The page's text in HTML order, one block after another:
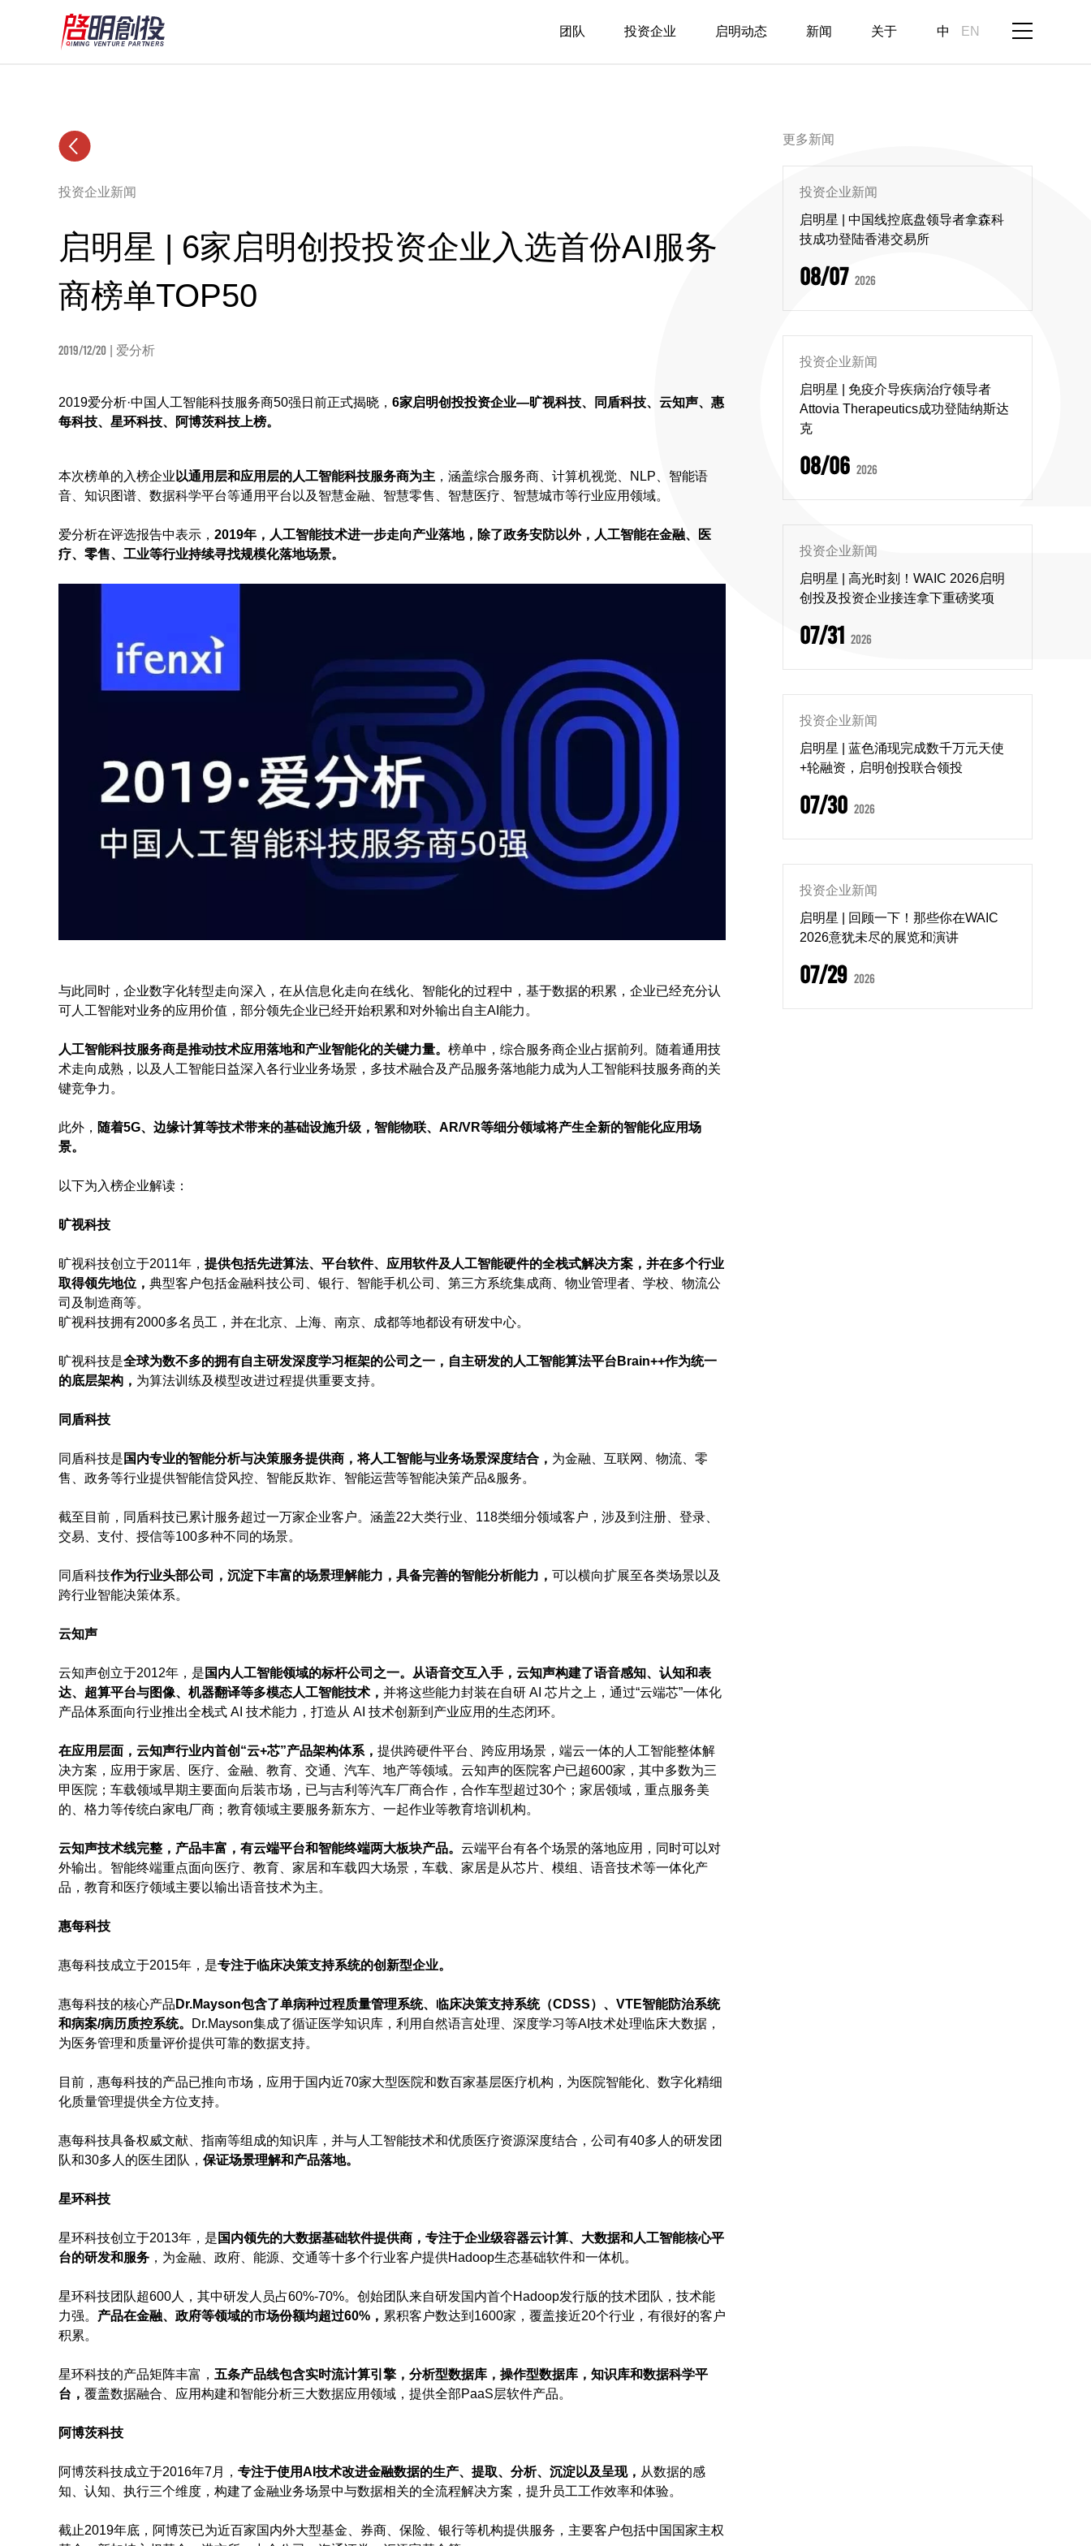
中 EN
团队 投资企业 启明动态 新闻 关于
投资企业新闻
启明星 | 6家启明创投投资企业入选首份AI服务
商榜单TOP50
2019/12/20 | 爱分析
2019爱分析·中国人工智能科技服务商50强日前正式揭晓， 6家启明创投投资企业—旷视科技、同盾科技、云知声、惠
每科技、星环科技、阿博茨科技上榜。
本次榜单的入榜企业 以通用层和应用层的人工智能科技服务商为主 ，涵盖综合服务商、计算机视觉、NLP、智能语
音、知识图谱、数据科学平台等通用平台以及智慧金融、智慧零售、智慧医疗、智慧城市等行业应用领域。
爱分析在评选报告中表示， 2019年，人工智能技术进一步走向产业落地，除了政务安防以外，人工智能在金融、医
疗、零售、工业等行业持续寻找规模化落地场景。
与此同时，企业数字化转型走向深入，在从信息化走向在线化、智能化的过程中，基于数据的积累，企业已经充分认
可人工智能对业务的应用价值，部分领先企业已经开始积累和对外输出自主AI能力。
人工智能科技服务商是推动技术应用落地和产业智能化的关键力量。 榜单中，综合服务商企业占据前列。随着通用技
术走向成熟，以及人工智能日益深入各行业业务场景，多技术融合及产品服务落地能力成为人工智能科技服务商的关
键竞争力。
此外， 随着5G、边缘计算等技术带来的基础设施升级，智能物联、AR/VR等细分领域将产生全新的智能化应用场
景。
以下为入榜企业解读：
旷视科技
旷视科技创立于2011年， 提供包括先进算法、平台软件、应用软件及人工智能硬件的全栈式解决方案，并在多个行业
取得领先地位， 典型客户包括金融科技公司、银行、智能手机公司、第三方系统集成商、物业管理者、学校、物流公
司及制造商等。
旷视科技拥有2000多名员工，并在北京、上海、南京、成都等地都设有研发中心。
旷视科技是全球为数不多的拥有自主研发深度学习框架的公司之一，自主研发的人工智能算法平台Brain++作为统一
的底层架构， 为算法训练及模型改进过程提供重要支持。
同盾科技
同盾科技是 国内专业的智能分析与决策服务提供商，将人工智能与业务场景深度结合， 为金融、互联网、物流、零
售、政务等行业提供智能信贷风控、智能反欺诈、智能运营等智能决策产品&服务。
截至目前，同盾科技已累计服务超过一万家企业客户。涵盖22大类行业、118类细分领域客户，涉及到注册、登录、
交易、支付、授信等100多种不同的场景。
同盾科技作为行业头部公司，沉淀下丰富的场景理解能力，具备完善的智能分析能力， 可以横向扩展至各类场景以及
跨行业智能决策体系。
云知声
云知声创立于2012年，是 国内人工智能领域的标杆公司之一。从语音交互入手，云知声构建了语音感知、认知和表
达、超算平台与图像、机器翻译等多模态人工智能技术， 并将这些能力封装在自研 AI 芯片之上，通过“云端芯”一体化
产品体系面向行业推出全栈式 AI 技术能力，打造从 AI 技术创新到产业应用的生态闭环。
在应用层面，云知声行业内首创“云+芯”产品架构体系， 提供跨硬件平台、跨应用场景，端云一体的人工智能整体解
决方案，应用于家居、医疗、金融、教育、交通、汽车、地产等领域。云知声的医院客户已超600家，其中多数为三
甲医院；车载领域早期主要面向后装市场，已与吉利等汽车厂商合作，合作车型超过30个；家居领域，重点服务美
的、格力等传统白家电厂商；教育领域主要服务新东方、一起作业等教育培训机构。
云知声技术线完整，产品丰富，有云端平台和智能终端两大板块产品。 云端平台有各个场景的落地应用，同时可以对
外输出。智能终端重点面向医疗、教育、家居和车载四大场景，车载、家居是从芯片、模组、语音技术等一体化产
品，教育和医疗领域主要以输出语音技术为主。
惠每科技
惠每科技成立于2015年，是专注于临床决策支持系统的创新型企业。
惠每科技的核心产品 Dr.Mayson包含了单病种过程质量管理系统、临床决策支持系统（CDSS）、VTE智能防治系统
和病案/病历质控系统。
Dr.Mayson集成了循证医学知识库，利用自然语言处理、深度学习等AI技术处理临床大数据，
为医务管理和质量评价提供可靠的数据支持。
目前，惠每科技的产品已推向市场，应用于国内近70家大型医院和数百家基层医疗机构，为医院智能化、数字化精细
化质量管理提供全方位支持。
惠每科技具备权威文献、指南等组成的知识库，并与人工智能技术和优质医疗资源深度结合，公司有40多人的研发团
队和30多人的医生团队， 保证场景理解和产品落地。
星环科技
星环科技创立于2013年，是 国内领先的大数据基础软件提供商，专注于企业级容器云计算、大数据和人工智能核心平
台的研发和服务 ，为金融、政府、能源、交通等十多个行业客户提供Hadoop生态基础软件和一体机。
星环科技团队超600人，其中研发人员占60%-70%。创始团队来自研发国内首个Hadoop发行版的技术团队，技术能
力强。 产品在金融、政府等领域的市场份额均超过60%， 累积客户数达到1600家，覆盖接近20个行业，有很好的客户
积累。
星环科技的产品矩阵丰富， 五条产品线包含实时流计算引擎，分析型数据库，操作型数据库，知识库和数据科学平
台， 覆盖数据融合、应用构建和智能分析三大数据应用领域，提供全部PaaS层软件产品。
阿博茨科技
阿博茨科技成立于2016年7月， 专注于使用AI技术改进金融数据的生产、提取、分析、沉淀以及呈现， 从数据的感
知、认知、执行三个维度，构建了金融业务场景中与数据相关的全流程解决方案，提升员工工作效率和体验。
截止2019年底，阿博茨已为近百家国内外大型基金、券商、保险、银行等机构提供服务，主要客户包括中国国家主权
更多新闻
投资企业新闻
启明星 | 中国线控底盘领导者拿森科
技成功登陆香港交易所
08/07 2026
投资企业新闻
启明星 | 免疫介导疾病治疗领导者
Attovia Therapeutics成功登陆纳斯达
克
08/06 2026
投资企业新闻
启明星 | 高光时刻！WAIC 2026启明
创投及投资企业接连拿下重磅奖项
07/31 2026
投资企业新闻
启明星 | 蓝色涌现完成数千万元天使
+轮融资，启明创投联合领投
07/30 2026
投资企业新闻
启明星 | 回顾一下！那些你在WAIC
2026意犹未尽的展览和演讲
07/29 2026